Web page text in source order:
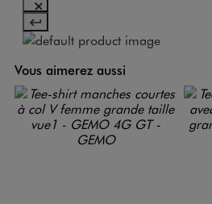
Vous aimerez aussi